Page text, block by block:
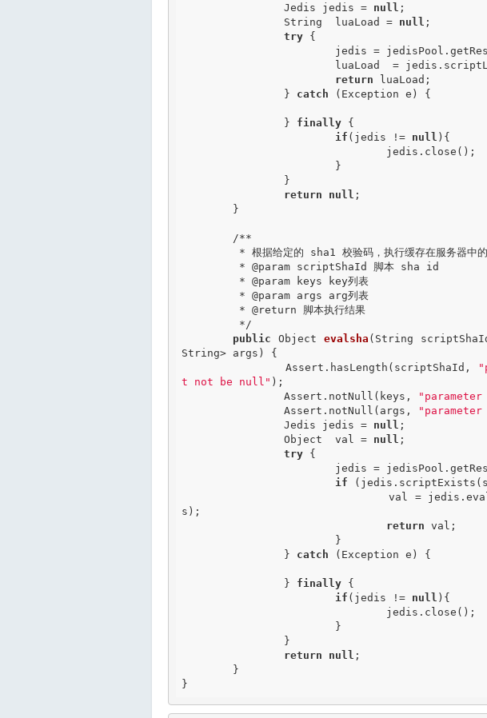
		Jedis jedis =
null ;
		String  luaLoad =
null ;
try {
return luaLoad;
		}
catch (Exception e) {
		}
finally {
if (jedis != null ){
return
null ;
/**
	 *
@param scriptShaId 脚本 sha id
	 *
@param keys key列表
	 *
@param args arg列表
	 *
@return 脚本执行结果
	 */
public Object evalsha (String
String> args) {
		Assert.hasLength(scriptShaId,
t not be null" );
		Assert.notNull(keys,
		Assert.notNull(args,
		Jedis jedis =
null ;
		Object  val =
null ;
try {
if
s);
return val;
		}
catch (Exception e) {
		}
finally {
if (jedis != null ){
return
null ;
}